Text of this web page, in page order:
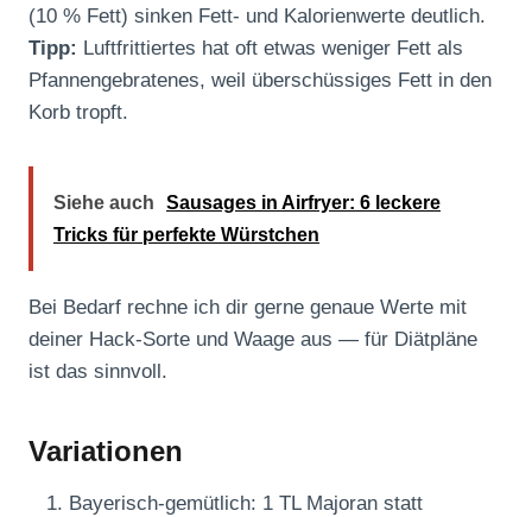
(10 % Fett) sinken Fett- und Kalorienwerte deutlich.
Tipp: Luftfrittiertes hat oft etwas weniger Fett als
Pfannengebratenes, weil überschüssiges Fett in den
Korb tropft.
Siehe auch
Sausages in Airfryer: 6 leckere
Tricks für perfekte Würstchen
Bei Bedarf rechne ich dir gerne genaue Werte mit
deiner Hack-Sorte und Waage aus — für Diätpläne
ist das sinnvoll.
Variationen
Bayerisch-gemütlich: 1 TL Majoran statt